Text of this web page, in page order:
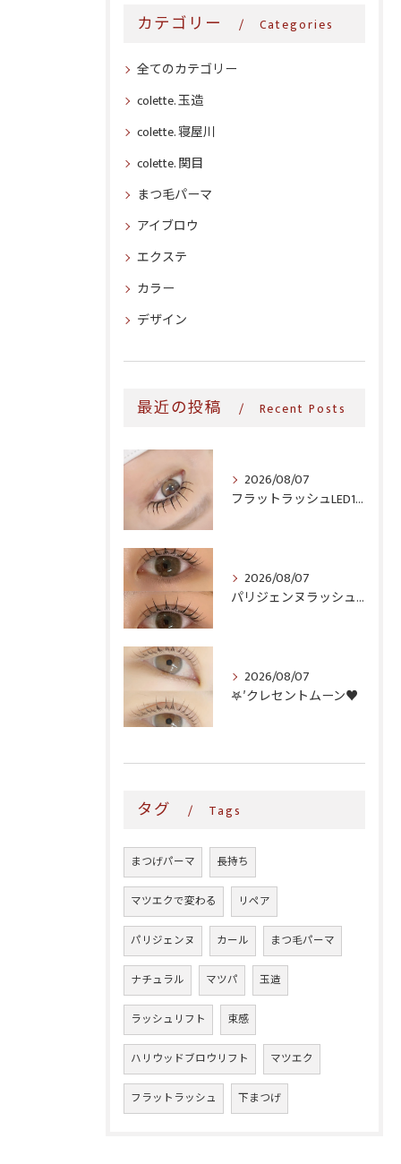
カテゴリー Categories
全てのカテゴリー
colette. 玉造
colette. 寝屋川
colette. 関目
まつ毛パーマ
アイブロウ
エクステ
カラー
デザイン
最近の投稿 Recent Posts
2026/08/07
フラットラッシュLED100本＆ヘルシー‎🤍
2026/08/07
パリジェンヌラッシュリフト♪
2026/08/07
𖤐′クレセントムーン♥️
タグ Tags
まつげパーマ 長持ち
マツエクで変わる リペア
パリジェンヌ カール まつ毛パーマ
ナチュラル マツパ 玉造
ラッシュリフト 束感
ハリウッドブロウリフト マツエク
フラットラッシュ 下まつげ